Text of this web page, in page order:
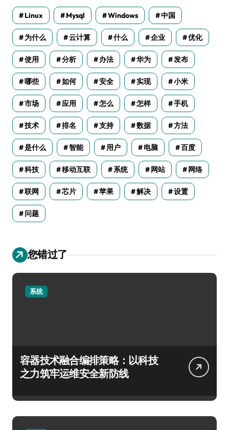
Linux Mysql Windows 中国
为什么 云计算 什么 企业 优化
使用 分析 办法 华为 发布
哪些 如何 安全 实现 小米
市场 应用 怎么 怎样 手机
技术 排名 支持 数据 方法
是什么 智能 用户 电脑 百度
科技 移动互联 系统 网站 网络
联网 芯片 苹果 解决 设置
问题
您错过了
系统
容器技术融合编排策略：以科技
之力筑牢运维安全新防线